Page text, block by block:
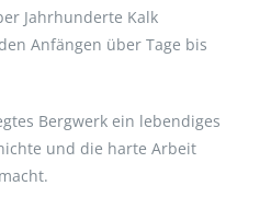
Jahrhunderte Kalk
Anfängen über Tage bis
Bergwerk ein lebendiges
und die harte Arbeit